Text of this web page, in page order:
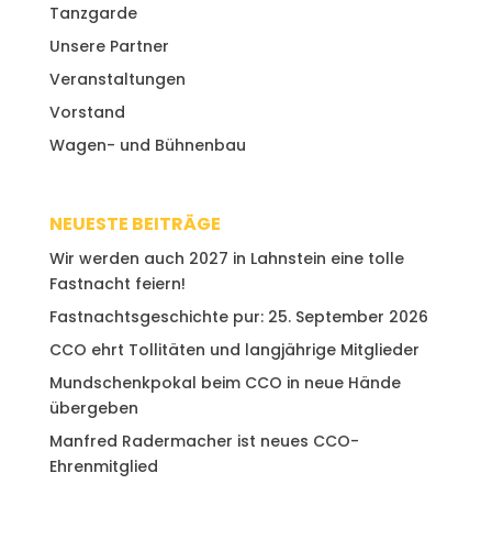
Tanzgarde
Unsere Partner
Veranstaltungen
Vorstand
Wagen- und Bühnenbau
NEUESTE BEITRÄGE
Wir werden auch 2027 in Lahnstein eine tolle
Fastnacht feiern!
Fastnachtsgeschichte pur: 25. September 2026
CCO ehrt Tollitäten und langjährige Mitglieder
Mundschenkpokal beim CCO in neue Hände
übergeben
Manfred Radermacher ist neues CCO-
Ehrenmitglied